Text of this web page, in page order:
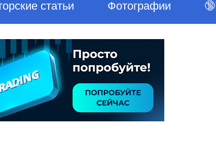
статьи Фотографии